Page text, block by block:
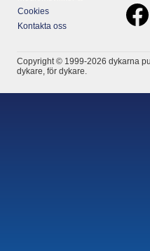
Cookies
Kontakta oss
Copyright © 1999-2026 dykarna
dykare, för dykare.